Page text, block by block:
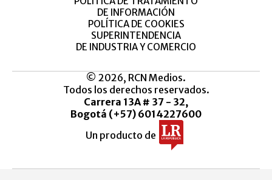
DE INFORMACIÓN
POLÍTICA DE COOKIES
SUPERINTENDENCIA
DE INDUSTRIA Y COMERCIO
© 2026, RCN Medios.
Todos los derechos reservados.
Carrera 13A # 37 - 32,
Bogotá (+57) 6014227600
Un producto de